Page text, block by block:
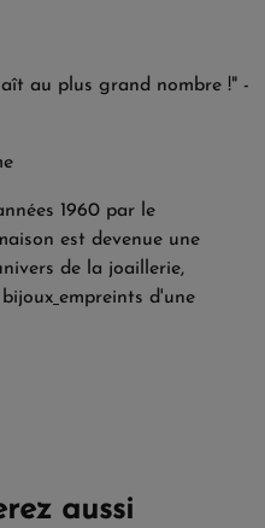
au plus grand nombre !" -
1960 par le
est devenue une
de la joaillerie,
empreints d'une
aussi